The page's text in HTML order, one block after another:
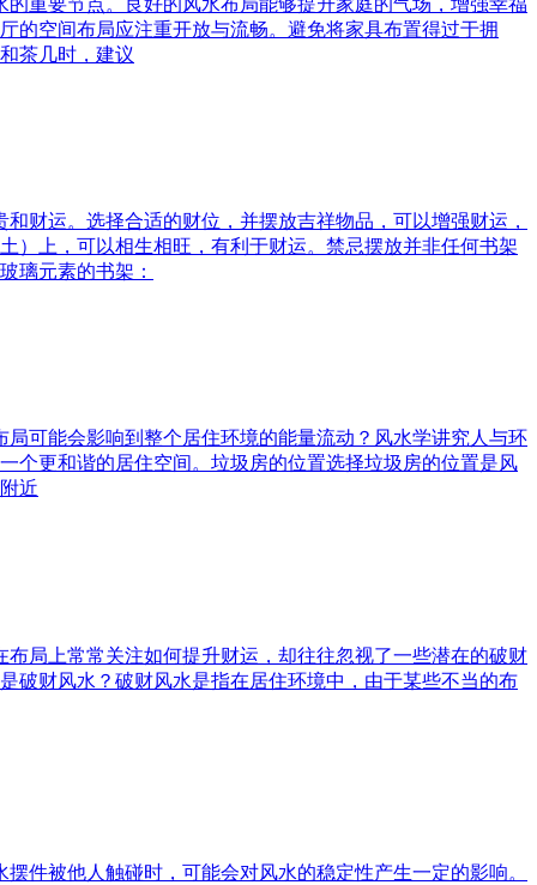
的空间布局应注重开放与流畅。避免将家具布置得过于拥
茶几时，建议
财运。选择合适的财位，并摆放吉祥物品，可以增强财运，
）上，可以相生相旺，有利于财运。禁忌摆放并非任何书架
璃元素的书架：
可能会影响到整个居住环境的能量流动？风水学讲究人与环
个更和谐的居住空间。垃圾房的位置选择垃圾房的位置是风
近
局上常常关注如何提升财运，却往往忽视了一些潜在的破财
破财风水？破财风水是指在居住环境中，由于某些不当的布
件被他人触碰时，可能会对风水的稳定性产生一定的影响。